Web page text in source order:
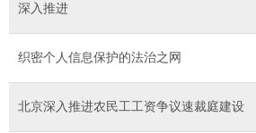
深入推进
织密个人信息保护的法治之网
北京深入推进农民工工资争议速裁庭建设